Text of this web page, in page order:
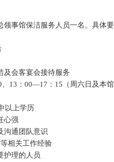
事馆保洁服务人员一名。具体要
及会客宴会接待服务
13：00—17：15（周六日及本馆
以上学历
心强
沟通团队意识
相关工作经验
护理的人员